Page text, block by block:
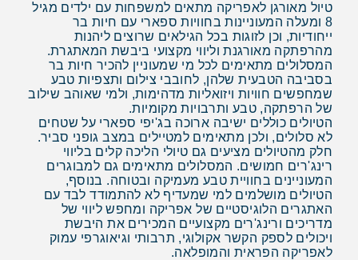
טיול מאורגן לאפריקה מתאים למשפחות עם ילדים מגיל
8 ומעלה המעוניינות בחוויות ספארי עם חיות בר
ייחודיות, וכן לזוגות בכל הגילאים שרוצים ליהנות
מהרפתקה מאורגנת וליווי מקצועי ביבשת המאתגרת.
המסלולים מתאימים לכל מי שמעוניין להכיר חיות בר
בסביבה הטבעית שלהן, לחובבי צילום ותצפיות טבע
שמחפשים חוויות ויזואליות מדהימות, ולמי שאוהב שילוב
של הרפתקה, טבע ותרבויות מקומיות.
הטיולים כוללים ישיבה ארוכה בג'יפי ספארי על שטחים
לא סלולים, ולכן מתאימים למטיילים במצב גופני סביר.
חלק מהטיולים מציעים גם טיולי הליכה קלים בליווי
רינג'רים חמושים. המסלולים מתאימים גם למבוגרים
המעוניינים בחוויית טבע מעמיקה ובטוחה. בנוסף,
הטיולים מושלמים למי שמעדיף לא להתמודד לבד עם
האתגרים הלוגיסטיים של אפריקה ומחפש ליווי של
מדריכים ורינג'רים מקצועיים המכירים את היבשת
ויכולים לספק הקשר אקולוגי, תרבותי וגיאוגרפי עמוק
לאפריקה הפראית והמופלאה.